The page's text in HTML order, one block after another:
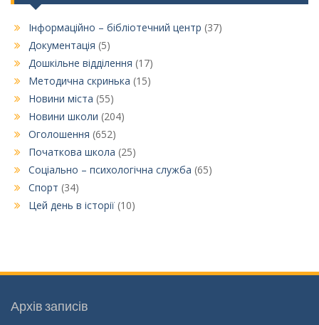
Інформаційно – бібліотечний центр (37)
Документація (5)
Дошкільне відділення (17)
Методична скринька (15)
Новини міста (55)
Новини школи (204)
Оголошення (652)
Початкова школа (25)
Соціально – психологічна служба (65)
Спорт (34)
Цей день в історії (10)
Архів записів